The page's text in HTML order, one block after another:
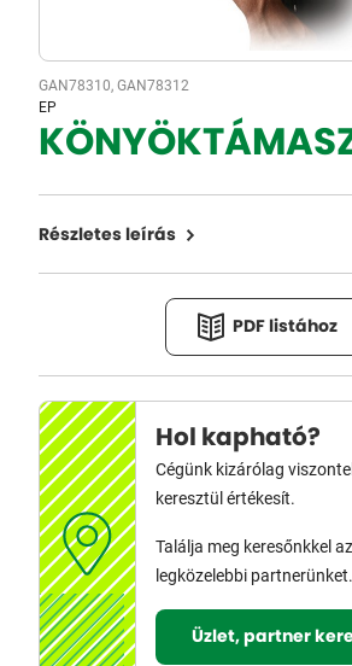
GAN78310, GAN78312
EP
Részletes leírás
PDF listához
Hol kapható?
Cégünk kizárólag
keresztül értékesít.
Találja meg keresőnkkel
legközelebbi partnerünket.
Üzlet, partner